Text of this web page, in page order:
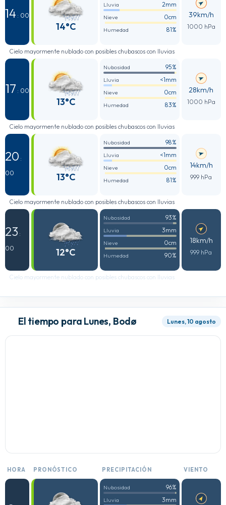
14 : 00
14°C
Lluvia 2mm
Nieve 0cm
Humedad 81%
39km/h
1000 hPa
Cielo mayormente nublado con posibles chubascos con lluvias
17 : 00
13°C
Nubosidad 95%
Lluvia <1mm
Nieve 0cm
Humedad 83%
28km/h
1000 hPa
Cielo mayormente nublado con posibles chubascos con lluvias
20 :
00
13°C
Nubosidad 98%
Lluvia <1mm
Nieve 0cm
Humedad 81%
14km/h
999 hPa
Cielo mayormente nublado con posibles chubascos con lluvias
23 :
00
12°C
Nubosidad 93%
Lluvia 3mm
Nieve 0cm
Humedad 90%
18km/h
999 hPa
Cielo mayormente nublado con posibles chubascos con lluvias
El tiempo para Lunes, Bodø Lunes, 10 agosto
HORA PRONÓSTICO PRECIPITACIÓN VIENTO
Nubosidad 96%
Lluvia 3mm